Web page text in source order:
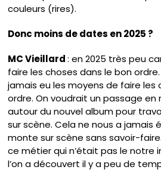
couleurs (rires).
Donc moins de dates en 2025 ?
MC Vieillard: en 2025 très peu
faire les choses dans le bon ordre.
jamais eu les moyens de faire les
ordre. On voudrait un passage en
autour du nouvel album pour
sur scène. Cela ne nous a jamais
monte sur scène sans savoir-
ce métier qui n’était pas le notre
l’on a découvert il y a peu de